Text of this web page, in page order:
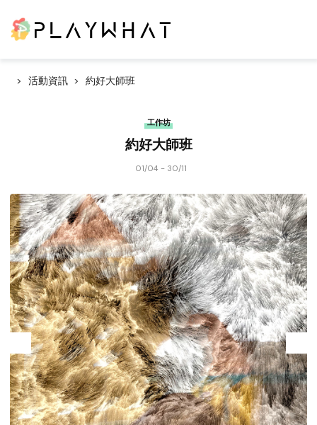
活動資訊 約好大師班
工作坊
約好大師班
01/04 - 30/11